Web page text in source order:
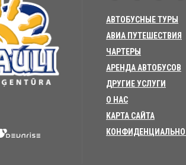
АВТОБУСНЫЕ ТУРЫ
АВИА ПУТЕШЕСТВИЯ
ЧАРТЕРЫ
АРЕНДА АВТОБУСОВ
ДРУГИЕ УСЛУГИ
О НАС
КАРТА САЙТА